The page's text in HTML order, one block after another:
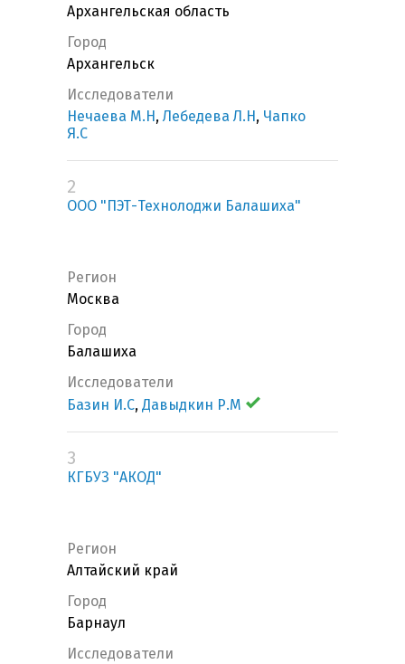
Архангельская область
Город
Архангельск
Исследователи
Нечаева М.Н , Лебедева Л.Н , Чапко
Я.С
2
ООО "ПЭТ-Технолоджи Балашиха"
Регион
Москва
Город
Балашиха
Исследователи
Базин И.С, Давыдкин Р.М
3
КГБУЗ "АКОД"
Регион
Алтайский край
Город
Барнаул
Исследователи